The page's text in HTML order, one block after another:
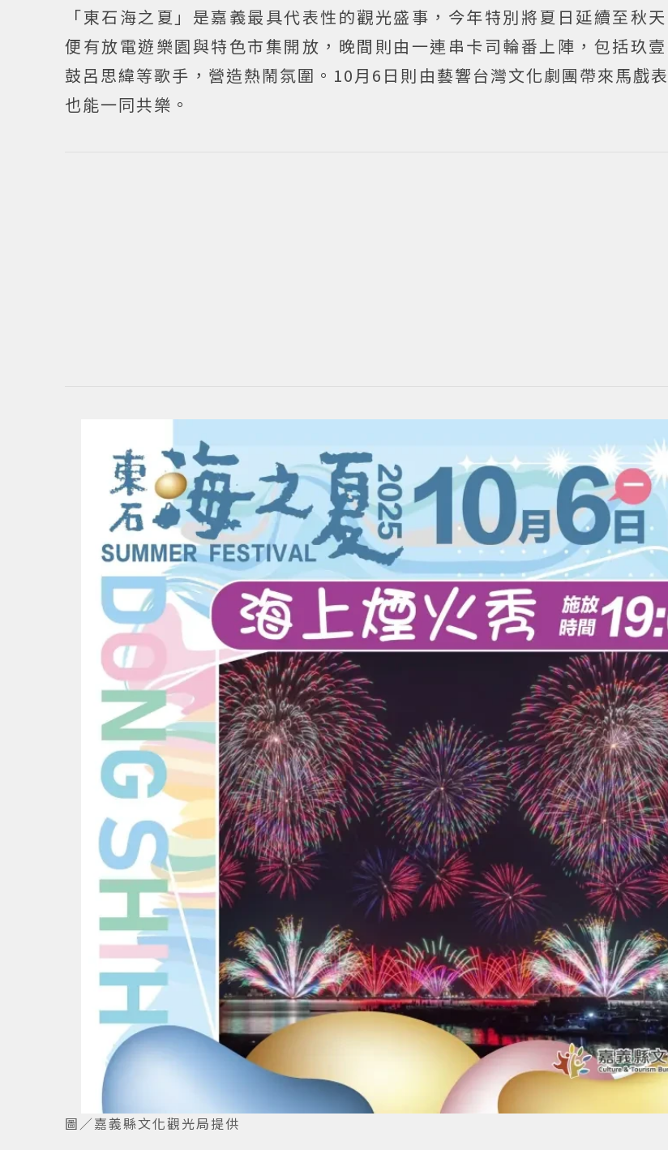
「東石海之夏」是嘉義最具代表性的觀光盛事，今年特別將夏日延續至秋
便有放電遊樂園與特色市集開放，晚間則由一連串卡司輪番上陣，包括玖
鼓呂思緯等歌手，營造熱鬧氛圍。10月6日則由藝響台灣文化劇團帶來馬戲
也能一同共樂。
圖／嘉義縣文化觀光局提供